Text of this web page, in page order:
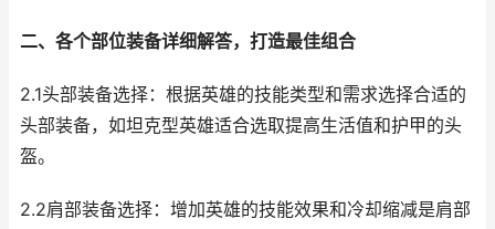
二、各个部位装备详细解答，打造最佳组合
2.1头部装备选择：根据英雄的技能类型和需求选择合适的
头部装备，如坦克型英雄适合选取提高生活值和护甲的头
盔。
2.2肩部装备选择：增加英雄的技能效果和冷却缩减是肩部